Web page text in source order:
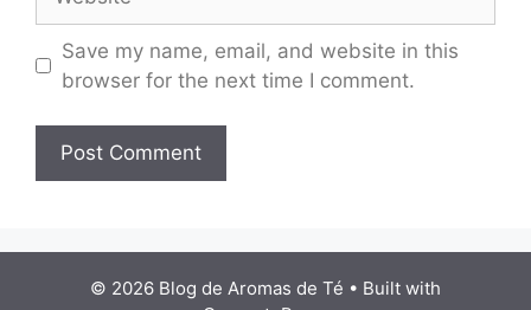
Save my name, email, and website in this
browser for the next time I comment.
© 2026 Blog de Aromas de Té • Built with